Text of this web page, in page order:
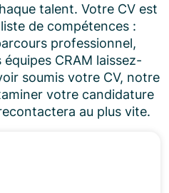
talent. Votre CV est
de compétences :
professionnel,
CRAM laissez-
soumis votre CV, notre
votre candidature
au plus vite.